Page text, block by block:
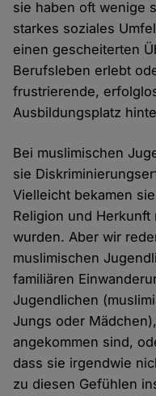
sie haben oft wenige
starkes soziales
einen gescheiterten
Berufsleben erlebt
frustrierende,
Ausbildungsplatz
Bei muslimischen
sie
Vielleicht bekamen
Religion und
wurden. Aber wir
muslimischen
familiären
Jugendlichen
Jungs oder
angekommen sind,
dass sie irgendwie
zu diesen Gefühlen